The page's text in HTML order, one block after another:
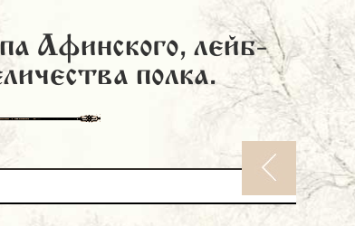
Афинского, лейб-
полка.